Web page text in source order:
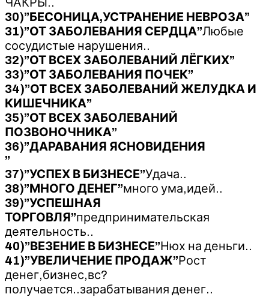
30)”БЕСОНИЦА,УСТРАНЕНИЕ НЕВРОЗА”
31)”ОТ ЗАБОЛЕВАНИЯ СЕРДЦА”Любые
сосудистые нарушения..
32)”ОТ ВСЕХ ЗАБОЛЕВАНИЙ ЛЁГКИХ”
33)”ОТ ЗАБОЛЕВАНИЯ ПОЧЕК”
34)”ОТ ВСЕХ ЗАБОЛЕВАНИЙ ЖЕЛУДКА И
КИШЕЧНИКА”
35)”ОТ ВСЕХ ЗАБОЛЕВАНИЙ
ПОЗВОНОЧНИКА”
36)”ДАРАВАНИЯ ЯСНОВИДЕНИЯ
”
37)”УСПЕХ В БИЗНЕСЕ”Удача..
38)”МНОГО ДЕНЕГ”много ума,идей..
39)”УСПЕШНАЯ
ТОРГОВЛЯ”предпринимательская
деятельность..
40)”ВЕЗЕНИЕ В БИЗНЕСЕ”Нюх на деньги..
41)”УВЕЛИЧЕНИЕ ПРОДАЖ”Рост
денег,бизнес,вс?
получается..зарабатывания денег..